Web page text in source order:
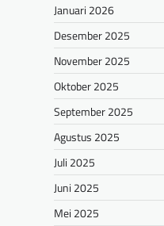
Januari 2026
Desember 2025
November 2025
Oktober 2025
September 2025
Agustus 2025
Juli 2025
Juni 2025
Mei 2025